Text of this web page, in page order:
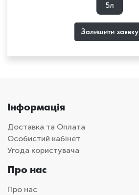
5л
Залишити заявку
Інформація
Доставка та Оплата
Особистий кабінет
Угода користувача
Про нас
Про нас